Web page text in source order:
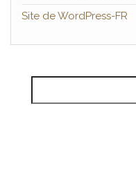
Site de WordPress-FR